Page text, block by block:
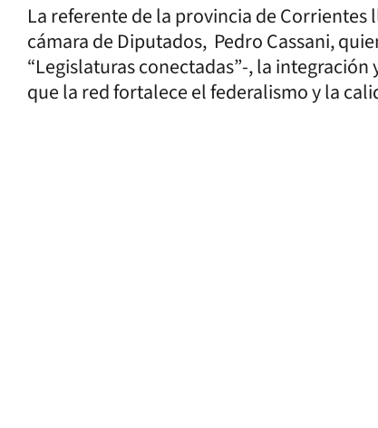
La referente de la provincia de
cámara de Diputados, Pedro Cassani,
“Legislaturas conectadas”-, la
que la red fortalece el federalismo y la